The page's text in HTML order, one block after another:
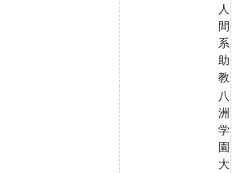
人
間
系
助
教
八
洲
学
園
大